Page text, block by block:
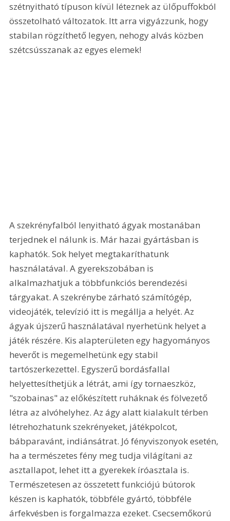
szétnyitható típuson kívül léteznek az ülőpuffokból
összetolható változatok. Itt arra vigyázzunk, hogy
stabilan rögzíthető legyen, nehogy alvás közben
szétcsússzanak az egyes elemek!
A szekrényfalból lenyitható ágyak mostanában
terjednek el nálunk is. Már hazai gyártásban is
kaphatók. Sok helyet megtakaríthatunk
használatával. A gyerekszobában is
alkalmazhatjuk a többfunkciós berendezési
tárgyakat. A szekrénybe zárható számítógép,
videojáték, televízió itt is megállja a helyét. Az
ágyak újszerű használatával nyerhetünk helyet a
játék részére. Kis alapterületen egy hagyományos
heverőt is megemelhetünk egy stabil
tartószerkezettel. Egyszerű bordásfallal
helyettesíthetjük a létrát, ami így tornaeszköz,
"szobainas" az előkészített ruháknak és fölvezető
létra az alvóhelyhez. Az ágy alatt kialakult térben
létrehozhatunk szekrényeket, játékpolcot,
bábparavánt, indiánsátrat. Jó fényviszonyok esetén,
ha a természetes fény meg tudja világítani az
asztallapot, lehet itt a gyerekek íróasztala is.
Természetesen az összetett funkciójú bútorok
készen is kaphatók, többféle gyártó, többféle
árfekvésben is forgalmazza ezeket. Csecsemőkorú